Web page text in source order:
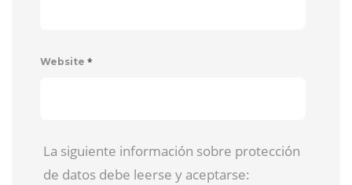
Website *
La siguiente información sobre protección
de datos debe leerse y aceptarse: